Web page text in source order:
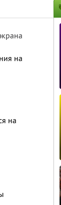
на
на